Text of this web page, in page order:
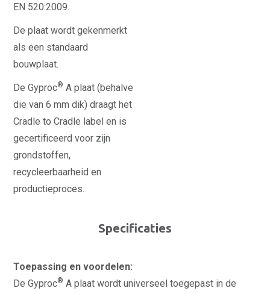
EN 520:2009.
De plaat wordt gekenmerkt
als een standaard
bouwplaat.
De Gyproc® A plaat (behalve
die van 6 mm dik) draagt het
Cradle to Cradle label en is
gecertificeerd voor zijn
grondstoffen,
recycleerbaarheid en
productieproces.
Specificaties
Toepassing en voordelen:
De Gyproc® A plaat wordt universeel toegepast in de